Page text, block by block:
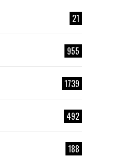
21
955
1739
492
188